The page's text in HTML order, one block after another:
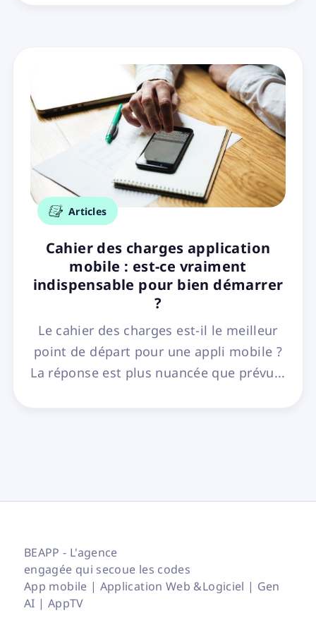
Articles
Cahier des charges application
mobile : est-ce vraiment
indispensable pour bien démarrer
?
Le cahier des charges est-il le meilleur
point de départ pour une appli mobile ?
La réponse est plus nuancée que prévu...
BEAPP - L'agence
engagée qui secoue les codes
App mobile | Application Web &Logiciel | Gen
AI | AppTV